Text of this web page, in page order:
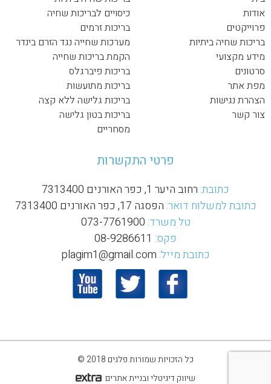
אודות
פרוייקטים
בריכות שחיה ביתיות
מידע מקצועי
סרטונים
מפת אתר
הצהרת נגישות
צור קשר
כיסויים לבריכות שחיה
בריכות זרמים
מערכות שחייה נגד הזרם בינדר
הקמת בריכות שחייה
בריכות פיברגלס
בריכות מתועשות
בריכות גלישה ללא קצה
בריכות בטון גלישה
מסחריים
פרטי התקשרות
כתובת: רחוב היער 1, כפר האורנים 7313400
כתובת למשלוח דואר: הפסגה 17, כפר האורנים 7313400
טל משרד: 073-7761900
פקס:
כתובת מייל: plagim1@gmail.com
כל הזכויות שמורות פלגים 2018 ©
שיווק דיגיטלי ובניית אתרים